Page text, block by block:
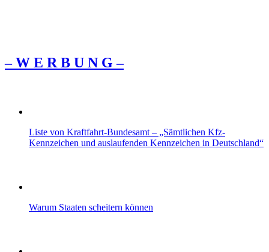
– W Ε R Β U Ν G –
Liste von Kraftfahrt-Bundesamt – „Sämtlichen Kfz-
Kennzeichen und auslaufenden Kennzeichen in Deutschland“
Warum Staaten scheitern können